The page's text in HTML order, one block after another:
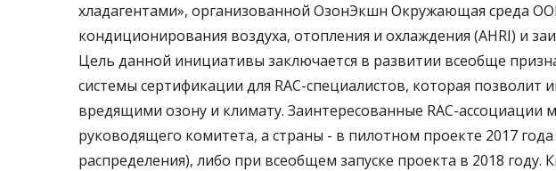
хладагентами», организованной ОзонЭкшн Окружающая среда
кондиционирования воздуха, отопления и охлаждения (AHRI) и
Цель данной инициативы заключается в развитии всеобще
системы сертификации для RAC-специалистов, которая позволит
вредящими озону и климату. Заинтересованные RAC-ассоциации
руководящего комитета, а страны - в пилотном проекте 2017
распределения), либо при всеобщем запуске проекта в 2018